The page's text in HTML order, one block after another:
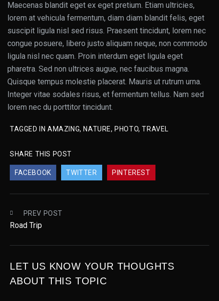
Maecenas blandit eget ex eget pretium. Etiam ultricies,
lorem at vehicula fermentum, diam diam blandit felis, eget
suscipit ligula nisl sed risus. Praesent tincidunt, lorem nec
congue posuere, libero justo aliquam neque, non commodo
ligula nisl nec quam. Proin interdum eget ligula eget
pharetra. Sed non ultrices augue, nec faucibus magna.
Quisque tempus molestie placerat. Mauris ut rutrum urna.
Integer vitae sodales risus, et fermentum tellus. Nam sed
lorem nec du porttitor tincidunt.
TAGGED IN AMAZING, NATURE, PHOTO,TRAVEL
SHARE THIS POST
FACEBOOK TWITTER PINTEREST
PREV POST
Road Trip
LET US KNOW YOUR THOUGHTS
ABOUT THIS TOPIC